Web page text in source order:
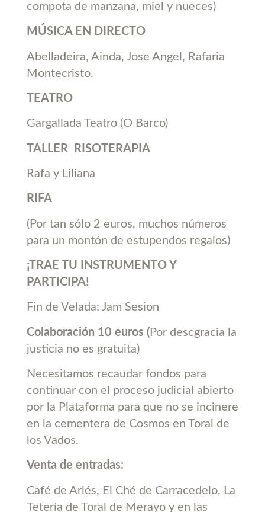
compota de manzana, miel y nueces)
MÚSICA EN DIRECTO
Abelladeira, Ainda, Jose Angel, Rafaria
Montecristo.
TEATRO
Gargallada Teatro (O Barco)
TALLER RISOTERAPIA
Rafa y Liliana
RIFA
(Por tan sólo 2 euros, muchos números
para un montón de estupendos regalos)
¡TRAE TU INSTRUMENTO Y
PARTICIPA!
Fin de Velada: Jam Sesion
Colaboración 10 euros (Por descgracia la
justicia no es gratuita)
Necesitamos recaudar fondos para
continuar con el proceso judicial abierto
por la Plataforma para que no se incinere
en la cementera de Cosmos en Toral de
los Vados.
Venta de entradas:
Café de Arlés, El Ché de Carracedelo, La
Tetería de Toral de Merayo y en las